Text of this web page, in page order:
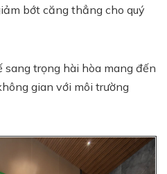
bớt căng thẳng cho quý
trọng hài hòa mang đến
gian với môi trường